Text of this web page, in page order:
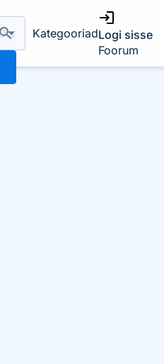
KategooriadLogi sisse
Foorum